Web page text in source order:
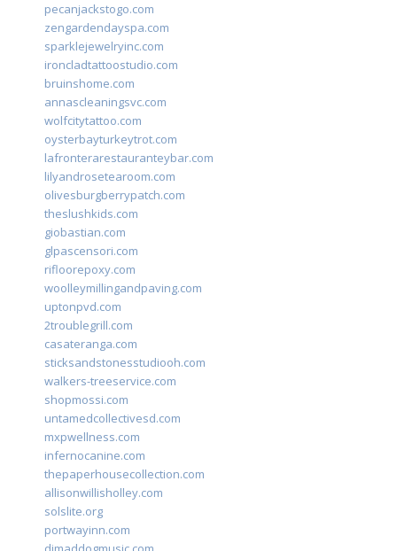
pecanjackstogo.com
zengardendayspa.com
sparklejewelryinc.com
ironcladtattoostudio.com
bruinshome.com
annascleaningsvc.com
wolfcitytattoo.com
oysterbayturkeytrot.com
lafronterarestauranteybar.com
lilyandrosetearoom.com
olivesburgberrypatch.com
theslushkids.com
giobastian.com
glpascensori.com
rifloorepoxy.com
woolleymillingandpaving.com
uptonpvd.com
2troublegrill.com
casateranga.com
sticksandstonesstudiooh.com
walkers-treeservice.com
shopmossi.com
untamedcollectivesd.com
mxpwellness.com
infernocanine.com
thepaperhousecollection.com
allisonwillisholley.com
solslite.org
portwayinn.com